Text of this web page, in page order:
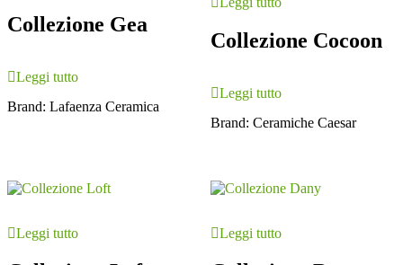
Collezione Gea
Leggi tutto
Brand: Lafaenza Ceramica
Collezione Cocoon
Leggi tutto
Brand: Ceramiche Caesar
Leggi tutto Leggi tutto